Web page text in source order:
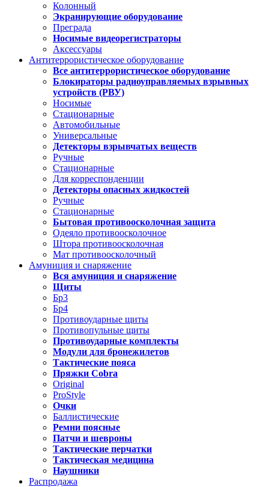
Колонный
Экранирующие оборудование
Преграда
Носимые видеорегистраторы
Аксессуары
Антитеррористическое оборудование
Все антитеррористическое оборудование
Блокираторы радиоуправляемых взрывных
устройств (РВУ)
Носимые
Стационарные
Автомобильные
Универсальные
Детекторы взрывчатых веществ
Ручные
Стационарные
Для корреспонденции
Детекторы опасных жидкостей
Ручные
Стационарные
Бытовая противоосколочная защита
Одеяло противоосколочное
Штора противоосколочная
Мат противоосколочный
Амуниция и снаряжение
Вся амуниция и снаряжение
Щиты
Бр3
Бр4
Противоударные щиты
Противопульные щиты
Противоударные комплекты
Модули для бронежилетов
Тактические пояса
Пряжки Cobra
Original
ProStyle
Очки
Баллистические
Ремни поясные
Патчи и шевроны
Тактические перчатки
Тактическая медицина
Наушники
Распродажа